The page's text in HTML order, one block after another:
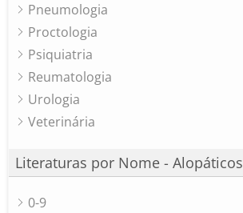
Pneumologia
Proctologia
Psiquiatria
Reumatologia
Urologia
Veterinária
Literaturas por Nome - Alopáticos
0-9